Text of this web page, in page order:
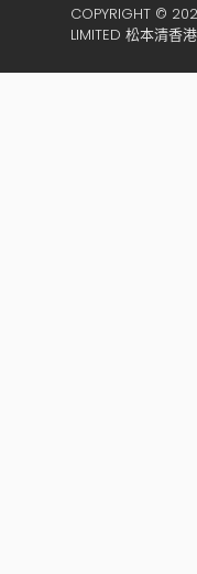
COPYRIGHT ©
LIMITED 松本清香